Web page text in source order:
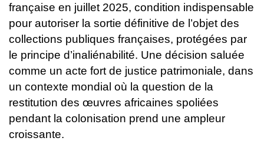
française en juillet 2025, condition indispensable
pour autoriser la sortie définitive de l’objet des
collections publiques françaises, protégées par
le principe d’inaliénabilité. Une décision saluée
comme un acte fort de justice patrimoniale, dans
un contexte mondial où la question de la
restitution des œuvres africaines spoliées
pendant la colonisation prend une ampleur
croissante.